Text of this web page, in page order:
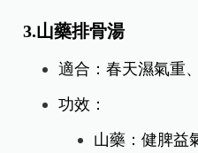
3.山藥排骨湯
適合：春天濕氣重
功效：
山藥：健脾益